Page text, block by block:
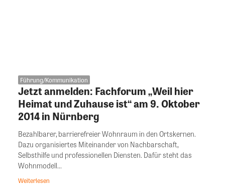
Führung/Kommunikation
Jetzt anmelden: Fachforum „Weil hier
Heimat und Zuhause ist“ am 9. Oktober
2014 in Nürnberg
Bezahlbarer, barrierefreier Wohnraum in den Ortskernen.
Dazu organisiertes Miteinander von Nachbarschaft,
Selbsthilfe und professionellen Diensten. Dafür steht das
Wohnmodell...
Weiterlesen